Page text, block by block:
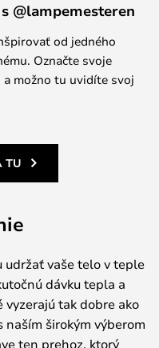
@lampemesteren
od jedného
Označte svoje
možno tu uvidíte svoj
TU
udržať vaše telo v teple
dávku tepla a
vyzerajú tak dobre ako
naším širokým výberom
ten prehoz, ktorý